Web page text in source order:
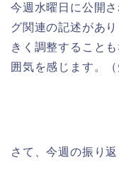
今週水曜日に公開
グ関連の記述があ
きく調整すること
囲気を感じます。（
さて、今週の振り返